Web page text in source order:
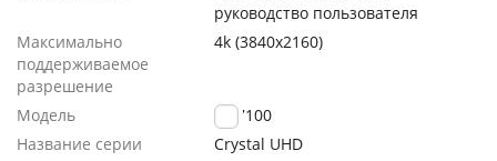
руководство пользователя
Максимально
поддерживаемое
разрешение
4k (3840х2160)
Модель
DU7100
Название серии
Crystal UHD